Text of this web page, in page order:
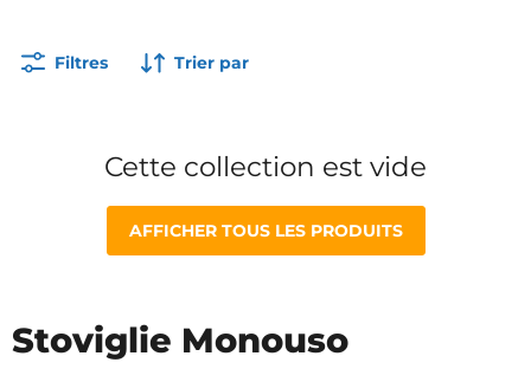
Filtres Trier par
Cette collection est vide
AFFICHER TOUS LES PRODUITS
Stoviglie Monouso